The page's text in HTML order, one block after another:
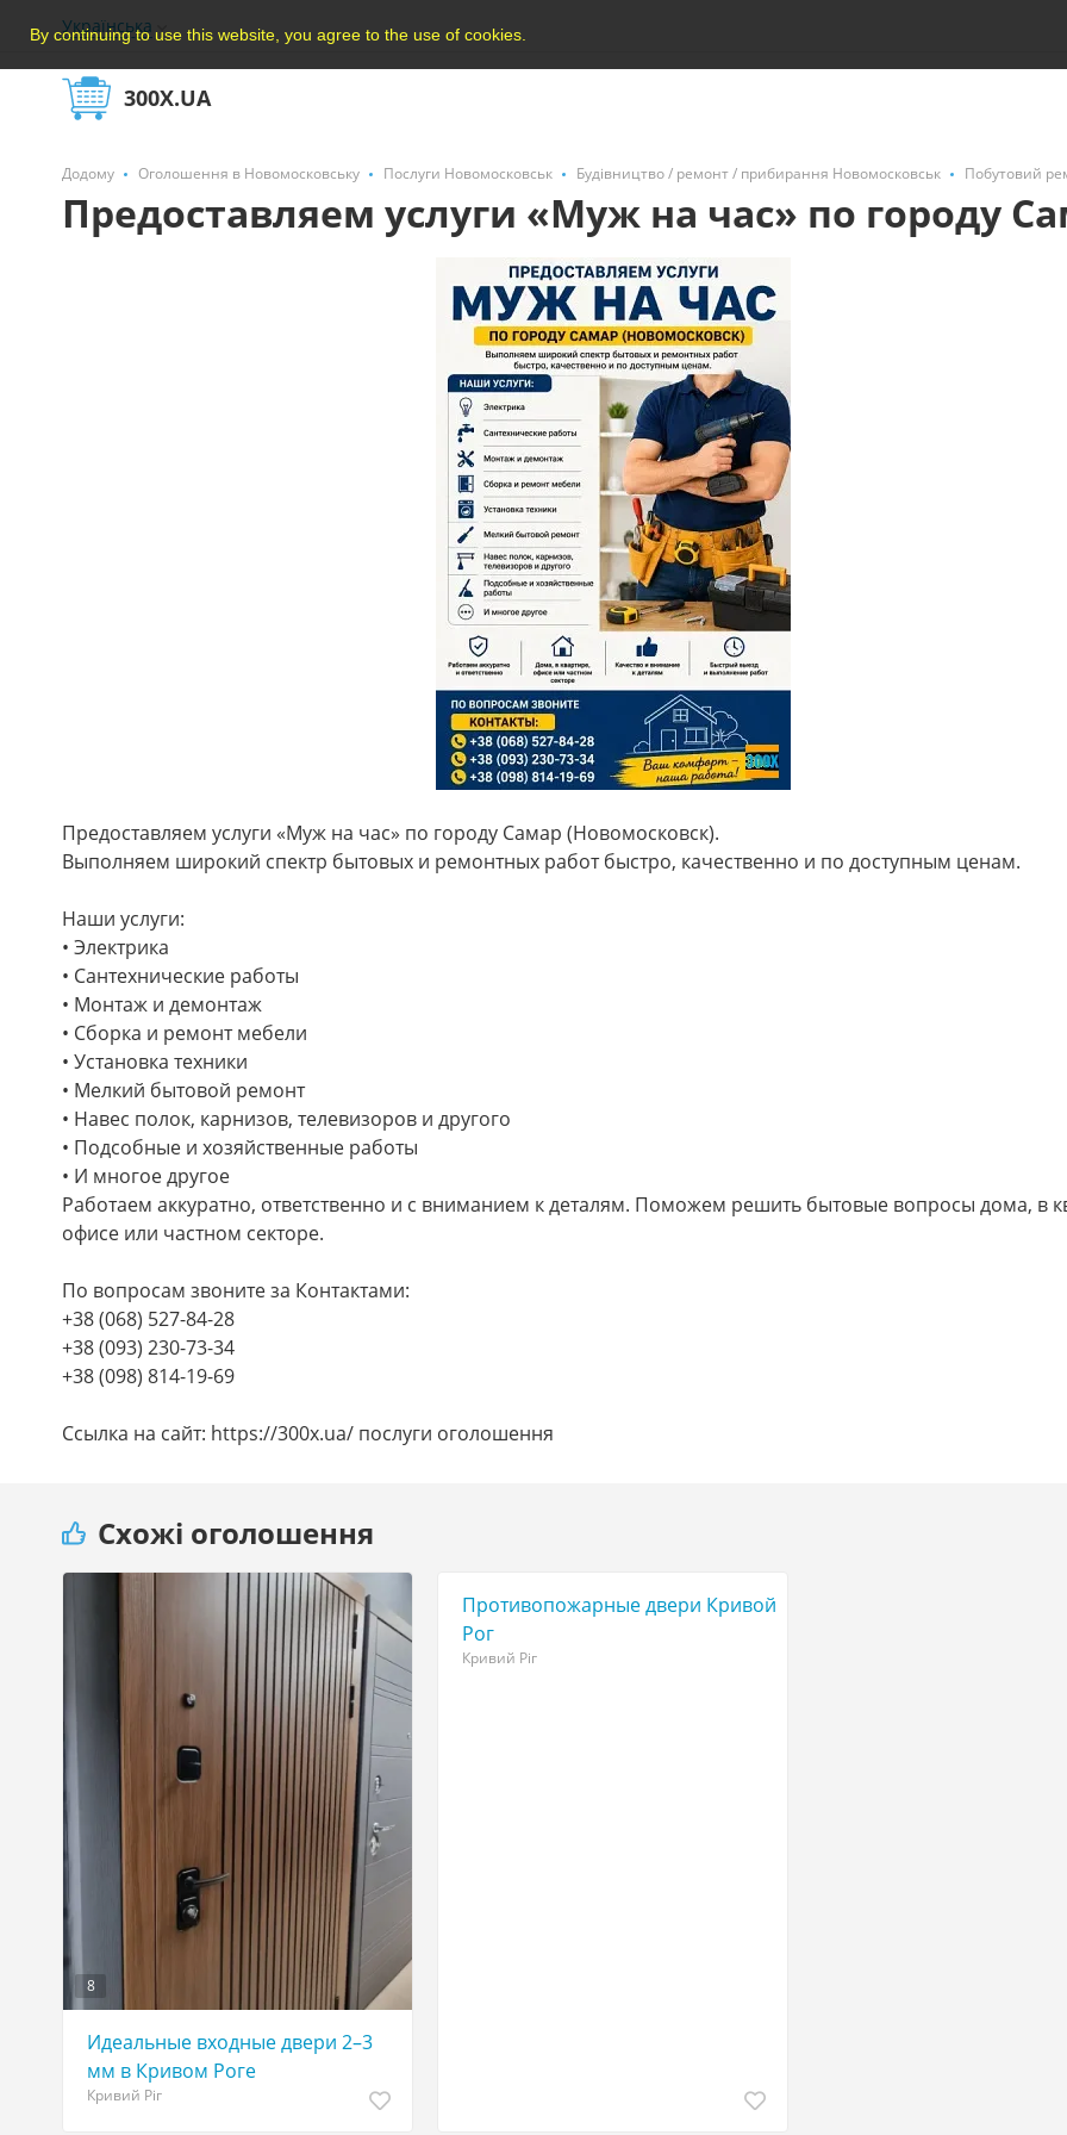
By continuing to use this website, you agree to the use of cookies.
Українська
300X.UA
Додому Оголошення в Новомосковську Послуги Новомосковськ Будівництво / ремонт / прибирання Новомосковськ Побутовий
Предоставляем услуги «Муж на час» по городу
Предоставляем услуги «Муж на час» по городу Самар (Новомосковск).
Выполняем широкий спектр бытовых и ремонтных работ быстро, качественно и по доступным ценам.
Наши услуги:
• Электрика
• Сантехнические работы
• Монтаж и демонтаж
• Сборка и ремонт мебели
• Установка техники
• Мелкий бытовой ремонт
• Навес полок, карнизов, телевизоров и другого
• Подсобные и хозяйственные работы
• И многое другое
Работаем аккуратно, ответственно и с вниманием к деталям. Поможем решить бытовые вопросы дома, в
офисе или частном секторе.
По вопросам звоните за Контактами:
+38 (068) 527-84-28
+38 (093) 230-73-34
+38 (098) 814-19-69
Ссылка на сайт: https://300x.ua/ послуги оголошення
Схожі оголошення
8
Идеальные входные двери 2–3
мм в Кривом Роге
Кривий Ріг
Противопожарные двери Кривой
Рог
Кривий Ріг